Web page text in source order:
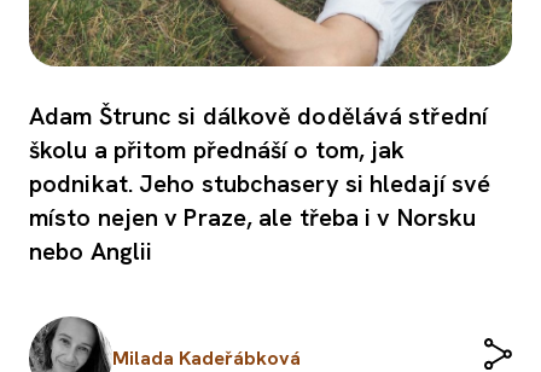
Adam Štrunc si dálkově dodělává střední
školu a přitom přednáší o tom, jak
podnikat. Jeho stubchasery si hledají své
místo nejen v Praze, ale třeba i v Norsku
nebo Anglii
Milada Kadeřábková